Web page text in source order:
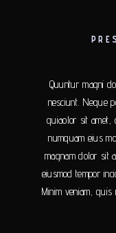
Quuntur magni
nesciunt. Neque
quiaolor sit amet,
numquam eius
magnam dolor sit
eiusmod tempor
Minim veniam,